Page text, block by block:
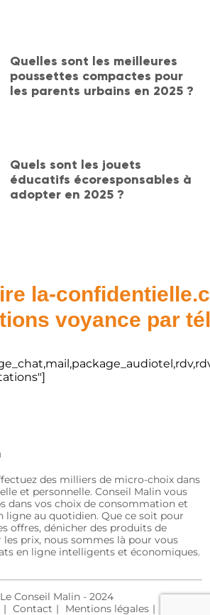
Quelles sont les meilleures
poussettes compactes pour
les parents urbains en 2025 ?
Quels sont les jouets
éducatifs écoresponsables à
adopter en 2025 ?
la-
voyance par
des milliers de micro-choix dans
et personnelle. Conseil Malin vous
dans vos choix de consommation et
ligne au quotidien. Que ce soit pour
offres, dénicher des produits de
prix, nous sommes là pour vous
en ligne intelligents et économiques.
Conseil Malin - 2024
Contact Mentions légales